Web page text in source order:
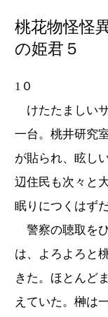
桃花物怪怪
の姫君５
1０
けたたましい
一台。桃井研究
が貼られ、眩し
辺住民も次々と
眠りにつくはず
警察の聴取を
は、よろよろと
きた。ほとんど
えていた。榊は